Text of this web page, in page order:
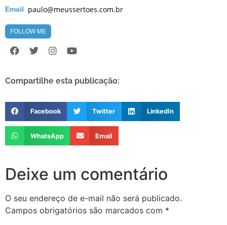
Email paulo@meussertoes.com.br
FOLLOW ME
Compartilhe esta publicação:
Facebook Twitter LinkedIn
WhatsApp Email
Deixe um comentário
O seu endereço de e-mail não será publicado.
Campos obrigatórios são marcados com *